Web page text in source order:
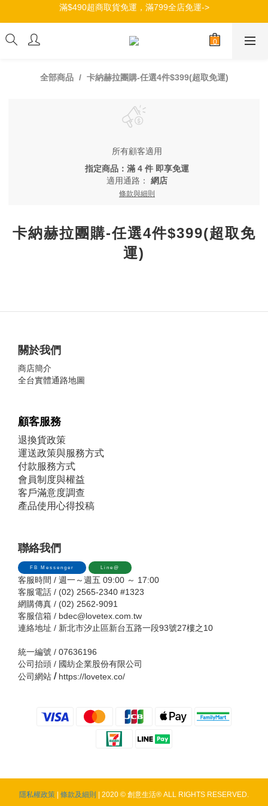
加入會員，立即獲得100元購物金->
滿$490超商取貨免運，滿799全店免運->
全部商品 卡納赫拉團購-任選4件$399(超取免運)
所有顧客適用
指定商品：滿 4 件 即享免運
適用通路： 網店
條款與細則
卡納赫拉團購-任選4件$399(超取免
運)
關於我們
商店簡介
全台實體通路地圖
顧客服務
退換貨政策
運送政策與服務方式
付款服務方式
會員制度與權益
客戶滿意度調查
產品使用心得投稿
聯絡我們
FB Messenger Line@
客服時間 / 週一～週五 09:00 ～ 17:00
客服電話 / (02) 2565-2340 #1323
網購傳真 / (02) 2562-9091
客服信箱 / bdec@lovetex.com.tw
連絡地址 / 新北市汐止區新台五路一段93號27樓之10
統一編號 / 07636196
公司抬頭 / 國紡企業股份有限公司
公司網站 / https://lovetex.co/
隱私權政策 條款及細則 | 2020 © 創意生活® ALL RIGHTS RESERVED.